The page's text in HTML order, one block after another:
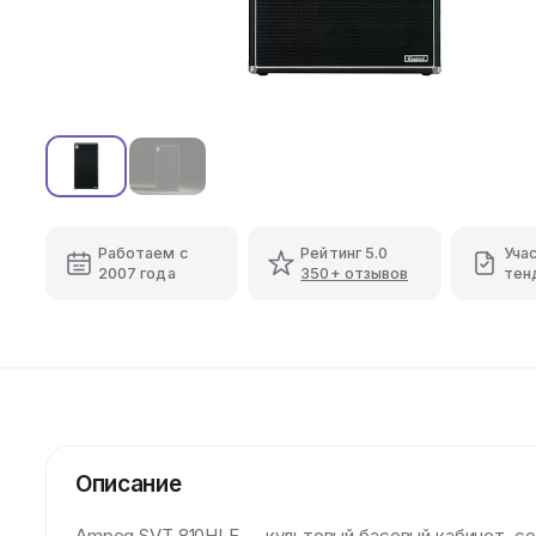
Работаем с
2007 года
Рейтинг 5.0
350+ отзывов
Описание